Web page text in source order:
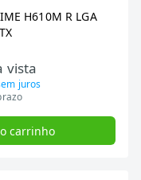
H610M R LGA
vista
juros
carrinho